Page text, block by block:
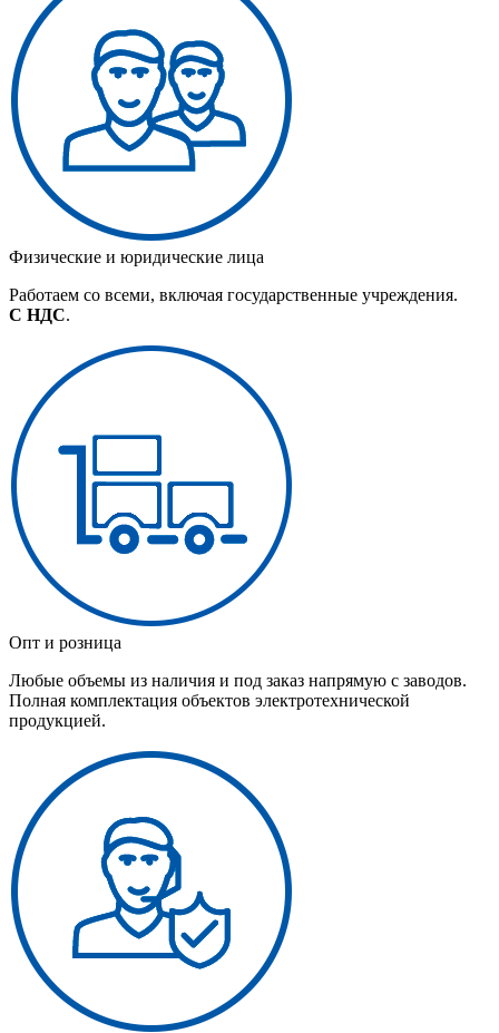
Физические и юридические лица
Работаем со всеми, включая государственные учреждения.
С НДС.
Опт и розница
Любые объемы из наличия и под заказ напрямую с заводов.
Полная комплектация объектов электротехнической
продукцией.